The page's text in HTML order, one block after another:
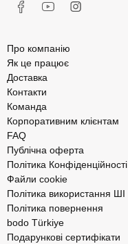
Про компанію
Як це працює
Доставка
Контакти
Команда
Корпоративним клієнтам
FAQ
Публічна оферта
Політика Конфіденційності
Файли cookie
Політика використання ШІ
Політика повернення
bodo Türkiye
Подарункові сертифікати